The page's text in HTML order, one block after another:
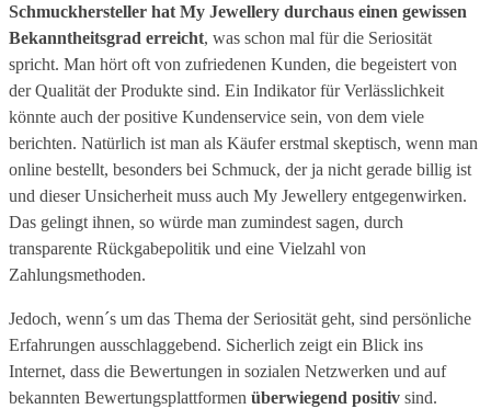
Schmuckhersteller hat My Jewellery durchaus einen gewissen
Bekanntheitsgrad erreicht, was schon mal für die Seriosität
spricht. Man hört oft von zufriedenen Kunden, die begeistert von
der Qualität der Produkte sind. Ein Indikator für Verlässlichkeit
könnte auch der positive Kundenservice sein, von dem viele
berichten. Natürlich ist man als Käufer erstmal skeptisch, wenn man
online bestellt, besonders bei Schmuck, der ja nicht gerade billig ist
und dieser Unsicherheit muss auch My Jewellery entgegenwirken.
Das gelingt ihnen, so würde man zumindest sagen, durch
transparente Rückgabepolitik und eine Vielzahl von
Zahlungsmethoden.
Jedoch, wenn´s um das Thema der Seriosität geht, sind persönliche
Erfahrungen ausschlaggebend. Sicherlich zeigt ein Blick ins
Internet, dass die Bewertungen in sozialen Netzwerken und auf
bekannten Bewertungsplattformen überwiegend positiv sind.